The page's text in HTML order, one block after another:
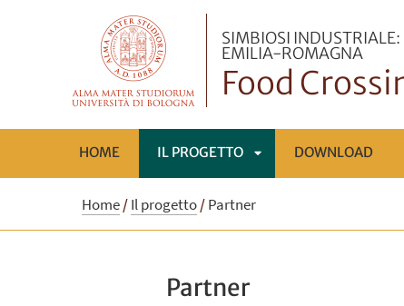
SIMBIOSI
EMILIA-ROMAGNA
Food
HOME IL PROGETTO
APRI
DOWNLOAD
Home/Il progetto/Partner
Partner